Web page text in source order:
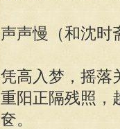
声声慢（和沈时
凭高入梦，摇落
重阳正隔残照，
奁。